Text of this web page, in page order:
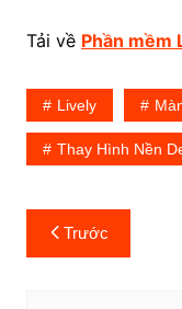
Tải về Phần mềm
Lively
Thay Hình Nền
Điều
hướng
Trước